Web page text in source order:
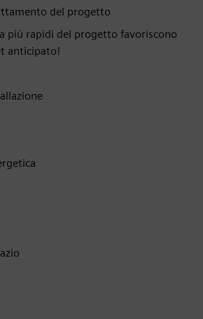
del progetto
più rapidi del progetto favoriscono
anticipato!